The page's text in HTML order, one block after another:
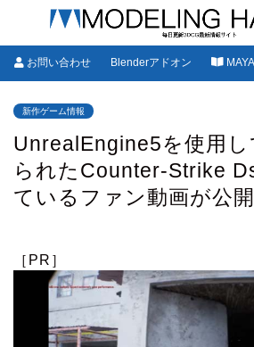
お問い合わせ Blenderアドオン
新作ゲーム情報
UnrealEngine5を使用
られたCounter-Strike
ているファン動画が公開
［PR］